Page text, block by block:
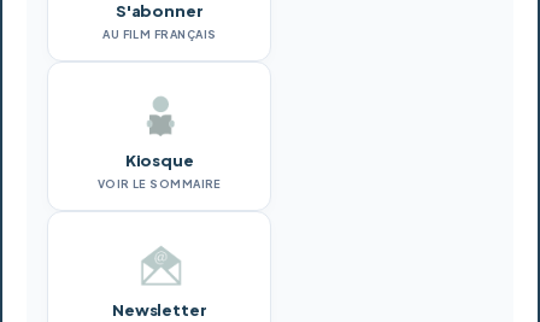
S'abonner
AU FILM FRANÇAIS
Kiosque
VOIR LE SOMMAIRE
Newsletter